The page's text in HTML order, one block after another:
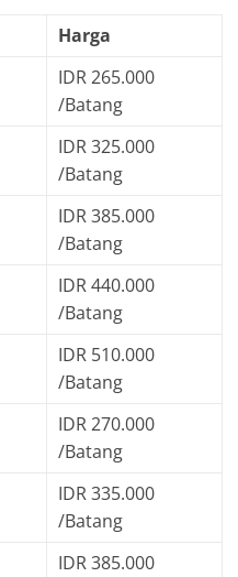
Harga
IDR 265.000
/Batang
IDR 325.000
/Batang
IDR 385.000
/Batang
IDR 440.000
/Batang
IDR 510.000
/Batang
IDR 270.000
/Batang
IDR 335.000
/Batang
IDR 385.000